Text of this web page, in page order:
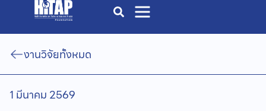
งานวิจัยทั้งหมด
1 มีนาคม 2569